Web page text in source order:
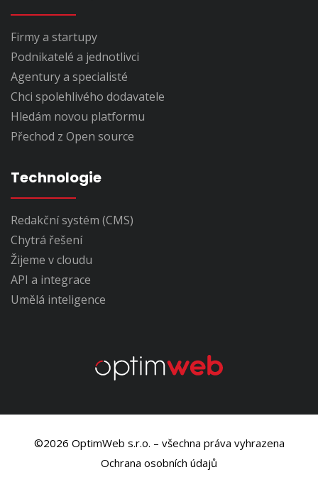
Firmy a startupy
Podnikatelé a jednotlivci
Agentury a specialisté
Chci spolehlivého dodavatele
Hledám novou platformu
Přechod z Open source
Technologie
Redakční systém (CMS)
Chytrá řešení
Žijeme v cloudu
API a integrace
Umělá inteligence
©2026 OptimWeb s.r.o. – všechna práva vyhrazena
Ochrana osobních údajů